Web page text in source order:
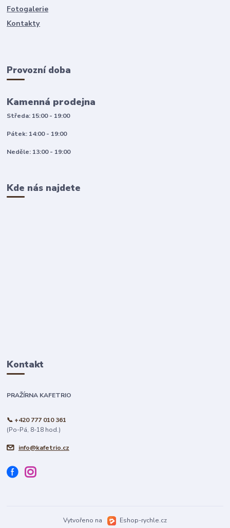
Fotogalerie
Kontakty
Provozní doba
Kamenná prodejna
Středa: 15:00 - 19:00
Pátek: 14:00 - 19:00
Neděle: 13:00 - 19:00
Kde nás najdete
Kontakt
PRAŽÍRNA KAFETRIO
📞 +420 777 010 361
(Po-Pá, 8-18 hod.)
info@kafetrio.cz
Vytvořeno na Eshop-rychle.cz